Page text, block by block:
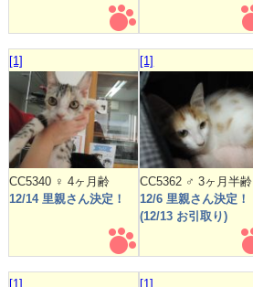
[1]
CC5340 ♀ 4ヶ月齢
12/14 里親さん決定！
[1]
CC5362 ♂ 3ヶ月半齢
12/6 里親さん決定！
(12/13 お引取り)
[1] [1]